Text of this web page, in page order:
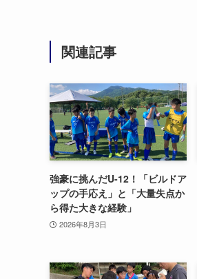
関連記事
強豪に挑んだU-12！「ビルドア
ップの手応え」と「大量失点か
ら得た大きな経験」
2026年8月3日